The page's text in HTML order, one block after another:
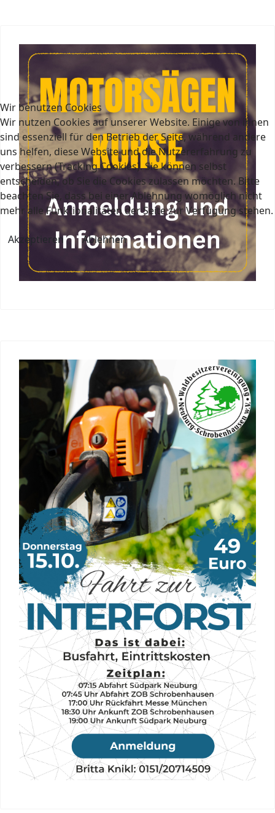
Wir benutzen Cookies
Wir nutzen Cookies auf unserer Website. Einige von ihnen
sind essenziell für den Betrieb der Seite, während andere
uns helfen, diese Website und die Nutzererfahrung zu
verbessern (Tracking Cookies). Sie können selbst
entscheiden, ob Sie die Cookies zulassen möchten. Bitte
beachten Sie, dass bei einer Ablehnung womöglich nicht
mehr alle Funktionalitäten der Seite zur Verfügung stehen.
Akzeptieren Ablehnen